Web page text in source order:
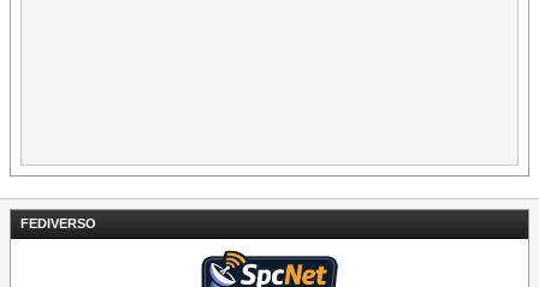
FEDIVERSO